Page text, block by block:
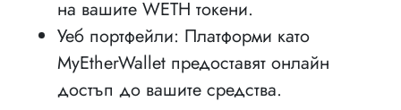
на вашите WETH токени.
Уеб портфейли: Платформи като
MyEtherWallet предоставят онлайн
достъп до вашите средства.